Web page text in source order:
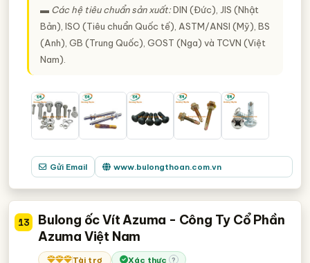
▬ Các hệ tiêu chuẩn sản xuất:DIN (Đức), JIS (Nhật
Bản), ISO (Tiêu chuẩn Quốc tế), ASTM/ANSI (Mỹ), BS
(Anh), GB (Trung Quốc), GOST (Nga) và TCVN (Việt
Nam).
Gửi Email www.bulongthoan.com.vn
13
Bulong ốc Vít Azuma - Công Ty Cổ Phần
Azuma Việt Nam
Tài trợ Xác thực ?